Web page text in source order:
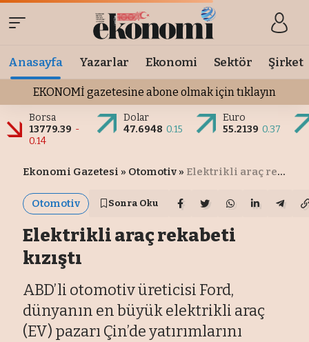
Anasayfa Yazarlar Ekonomi Sektör Şirket
EKONOMİ gazetesine abone olmak için tıklayın
Borsa
13779.39 -
0.14
Dolar
47.6948 0.15
Euro
55.2139 0.37
Ekonomi Gazetesi » Otomotiv » Elektrikli araç rekabeti kızıştı
Otomotiv Sonra Oku
Elektrikli araç rekabeti
kızıştı
ABD’li otomotiv üreticisi Ford,
dünyanın en büyük elektrikli araç
(EV) pazarı Çin’de yatırımlarını